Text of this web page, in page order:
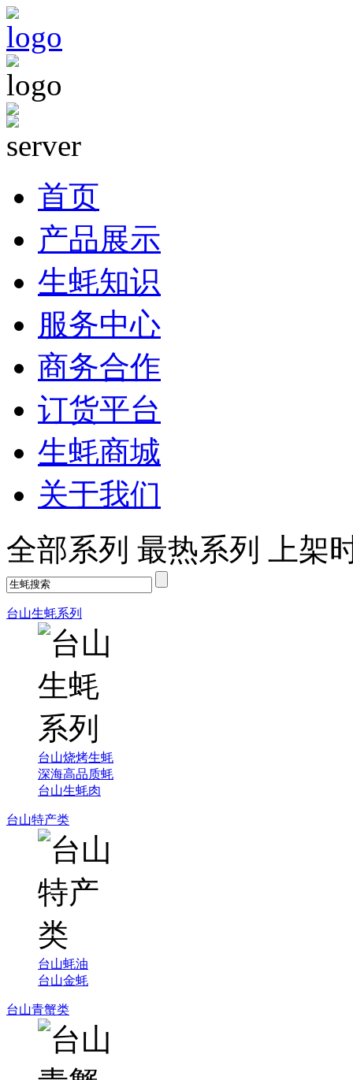
首页
产品展示
生蚝知识
服务中心
商务合作
订货平台
生蚝商城
关于我们
全部系列 最热系列 上架
台山生蚝系列
台山烧烤生蚝
深海高品质蚝
台山生蚝肉
台山特产类
台山蚝油
台山金蚝
台山青蟹类